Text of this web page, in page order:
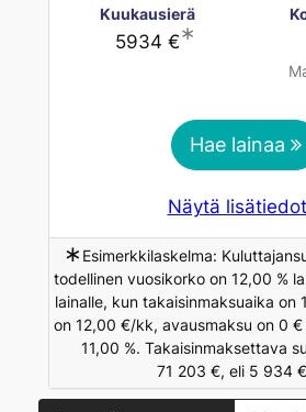
Kuukausierä
5934 €∗
Hae lainaa
Näytä lisätiedot
∗ Esimerkkilaskelma:
todellinen vuosikorko on 12,00 %
lainalle, kun takaisinmaksuaika on
on 12,00 €/kk, avausmaksu on 0
11,00 %. Takaisinmaksettava
71 203 €, eli 5 934